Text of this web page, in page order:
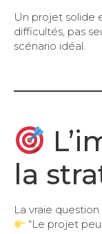
Un projet solide
difficultés, pas
scénario idéal.
la
La vraie
“Le projet